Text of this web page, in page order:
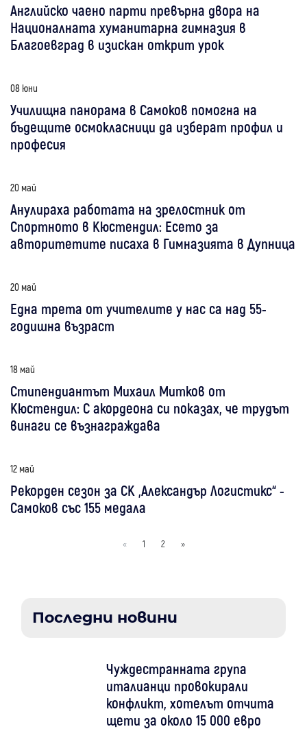
Английско чаено парти превърна двора на
Националната хуманитарна гимназия в
Благоевград в изискан открит урок
08 юни
Училищна панорама в Самоков помогна на
бъдещите осмокласници да изберат профил и
професия
20 май
Анулираха работата на зрелостник от
Спортното в Кюстендил: Есето за
авторитетите писаха в Гимназията в Дупница
20 май
Една трета от учителите у нас са над 55-
годишна възраст
18 май
Стипендиантът Михаил Митков от
Кюстендил: С акордеона си показах, че трудът
винаги се възнаграждава
12 май
Рекорден сезон за СК „Александър Логистикс“ -
Самоков със 155 медала
« 1 2 »
Последни новини
Чуждестранната група
италианци провокирали
конфликт, хотелът отчита
щети за около 15 000 евро